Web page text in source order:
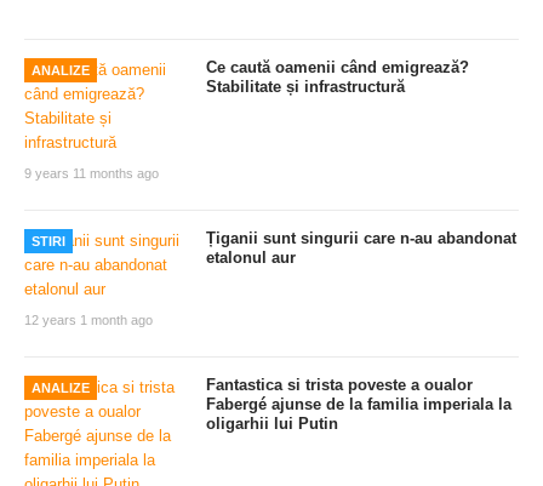
ANALIZE
9 years 11 months ago
Ce caută oamenii când emigrează?
Stabilitate și infrastructură
STIRI
12 years 1 month ago
Țiganii sunt singurii care n-au abandonat
etalonul aur
ANALIZE
Fantastica si trista poveste a oualor
Fabergé ajunse de la familia imperiala la
oligarhii lui Putin